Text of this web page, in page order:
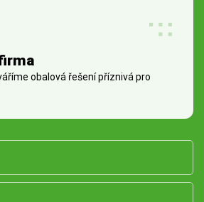
obalová řešení příznivá pro